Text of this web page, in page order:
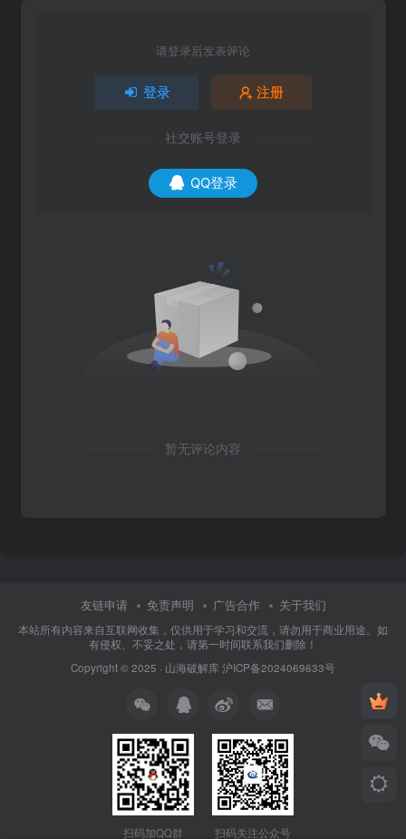
请登录后发表评论
登录 注册
社交账号登录
QQ登录
暂无评论内容
友链申请 免责声明 广告合作 关于我们
本站所有内容来自互联网收集，仅供用于学习和交流，请勿用于商业用途。如
有侵权、不妥之处，请第一时间联系我们删除！
Copyright © 2025 · 山海破解库沪ICP备2024069633号
扫码加QQ群 扫码关注公众号